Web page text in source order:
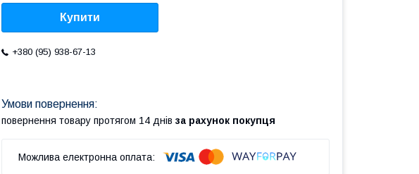
Купити
+380 (95) 938-67-13
повернення товару протягом 14 днів за рахунок покупця